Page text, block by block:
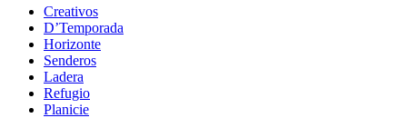
Cotopaxi Noticias
Primer periódico multimedia del centro del país
Creativos
D’Temporada
Horizonte
Senderos
Ladera
Refugio
Planicie